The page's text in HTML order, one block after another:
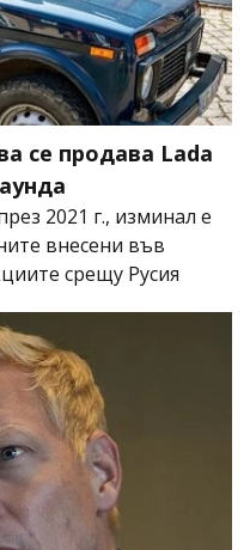
се продава Lada
2021 г., изминал е
внесени във
срещу Русия